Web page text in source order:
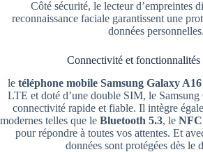
Côté sécurité, le lecteur d’empreintes
reconnaissance faciale garantissent une
données personnelles.
Connectivité et fonctionnalités
le téléphone mobile Samsung Galaxy A16
LTE et doté d’une double SIM, le
connectivité rapide et fiable. Il intègre
modernes telles que le Bluetooth 5.3, le NFC
pour répondre à toutes vos attentes. Et
données sont protégées dès le